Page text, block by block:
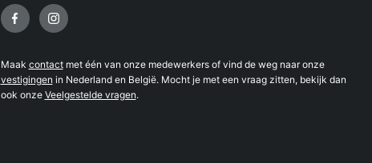
Volg ons op
Maak contactmet één van onze medewerkers of vind de weg naar onze
vestigingen in Nederland en België. Mocht je met een vraag zitten, bekijk dan
ook onze Veelgestelde vragen.